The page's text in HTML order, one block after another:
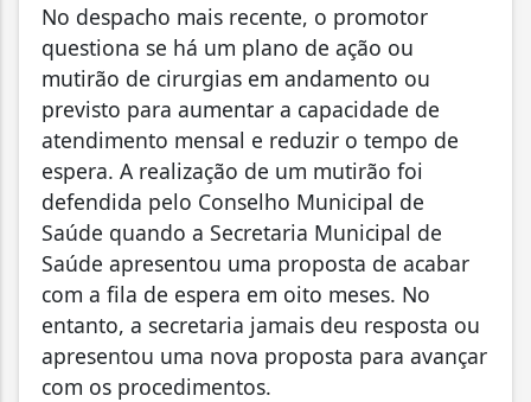
No despacho mais recente, o promotor
questiona se há um plano de ação ou
mutirão de cirurgias em andamento ou
previsto para aumentar a capacidade de
atendimento mensal e reduzir o tempo de
espera. A realização de um mutirão foi
defendida pelo Conselho Municipal de
Saúde quando a Secretaria Municipal de
Saúde apresentou uma proposta de acabar
com a fila de espera em oito meses. No
entanto, a secretaria jamais deu resposta ou
apresentou uma nova proposta para avançar
com os procedimentos.